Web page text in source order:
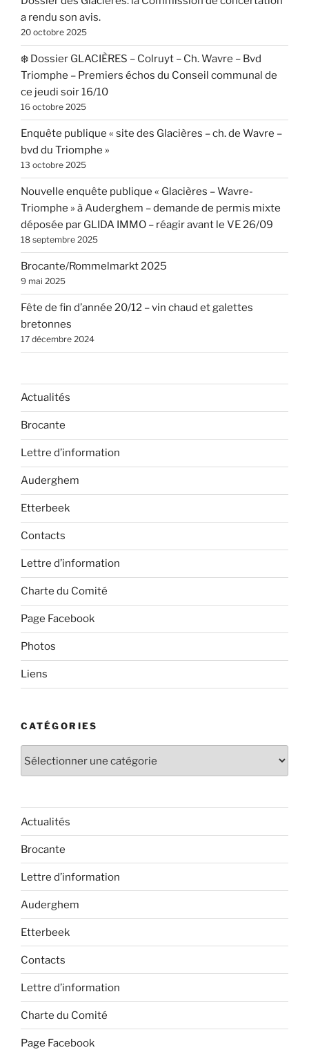
a rendu son avis.
20 octobre 2025
❄️ Dossier GLACIÈRES – Colruyt – Ch. Wavre – Bvd
Triomphe – Premiers échos du Conseil communal de
ce jeudi soir 16/10
16 octobre 2025
Enquête publique « site des Glacières – ch. de Wavre –
bvd du Triomphe »
13 octobre 2025
Nouvelle enquête publique « Glacières – Wavre-
Triomphe » à Auderghem – demande de permis mixte
déposée par GLIDA IMMO – réagir avant le VE 26/09
18 septembre 2025
Brocante/Rommelmarkt 2025
9 mai 2025
Fête de fin d’année 20/12 – vin chaud et galettes
bretonnes
17 décembre 2024
Actualités
Brocante
Lettre d’information
Auderghem
Etterbeek
Contacts
Lettre d’information
Charte du Comité
Page Facebook
Photos
Liens
CATÉGORIES
Actualités
Brocante
Lettre d’information
Auderghem
Etterbeek
Contacts
Lettre d’information
Charte du Comité
Page Facebook